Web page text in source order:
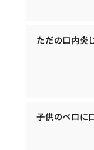
ただの口内炎
子供のベロに